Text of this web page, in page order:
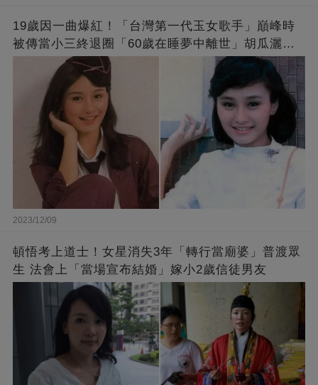
19歲因一曲爆紅！「台灣第一代玉女歌手」巔峰時
被傳當小三終退圈「60歲在睡夢中離世」胡瓜灑淚
2023/12/09
頓悟考上道士！女星消失3年「轉行當廟婆」普渡眾
生 法會上「當場宣布結婚」嫁小2歲信徒男友